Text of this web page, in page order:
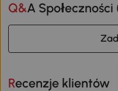
Q&A Społeczności
Recenzje klientów